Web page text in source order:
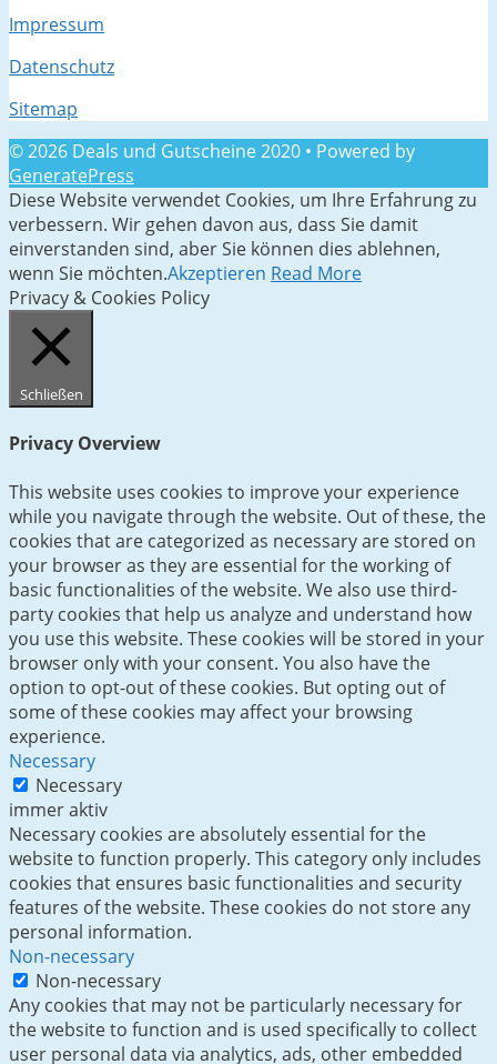
Impressum
Datenschutz
Sitemap
© 2026 Deals und Gutscheine 2020 • Powered by
GeneratePress
Diese Website verwendet Cookies, um Ihre Erfahrung zu
verbessern. Wir gehen davon aus, dass Sie damit
einverstanden sind, aber Sie können dies ablehnen,
wenn Sie möchten.Akzeptieren Read More
Privacy & Cookies Policy
Schließen
Privacy Overview
This website uses cookies to improve your experience
while you navigate through the website. Out of these, the
cookies that are categorized as necessary are stored on
your browser as they are essential for the working of
basic functionalities of the website. We also use third-
party cookies that help us analyze and understand how
you use this website. These cookies will be stored in your
browser only with your consent. You also have the
option to opt-out of these cookies. But opting out of
some of these cookies may affect your browsing
experience.
Necessary
Necessary
immer aktiv
Necessary cookies are absolutely essential for the
website to function properly. This category only includes
cookies that ensures basic functionalities and security
features of the website. These cookies do not store any
personal information.
Non-necessary
Non-necessary
Any cookies that may not be particularly necessary for
the website to function and is used specifically to collect
user personal data via analytics, ads, other embedded